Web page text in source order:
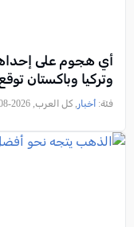
أي هجوم على
وتركيا وباكستان
فئة: أخبار , كل العرب, 2026-08-07 14:23:27